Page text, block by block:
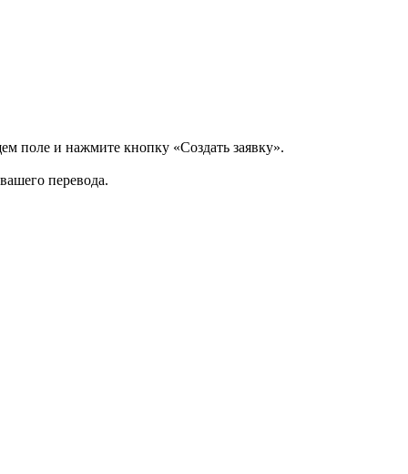
поле и нажмите кнопку «Создать заявку».
перевода.